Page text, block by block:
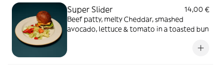
Super Slider
14,00 €
Beef patty, melty Cheddar, smashed
avocado, lettuce & tomato in a toasted bun